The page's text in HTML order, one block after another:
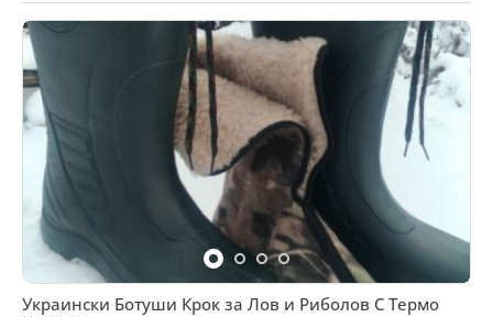
Украински Ботуши Крок за Лов и Риболов С Термо